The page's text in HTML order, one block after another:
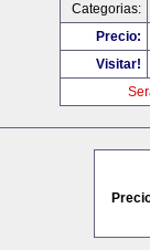
Categorias:
Precio:
Visitar!